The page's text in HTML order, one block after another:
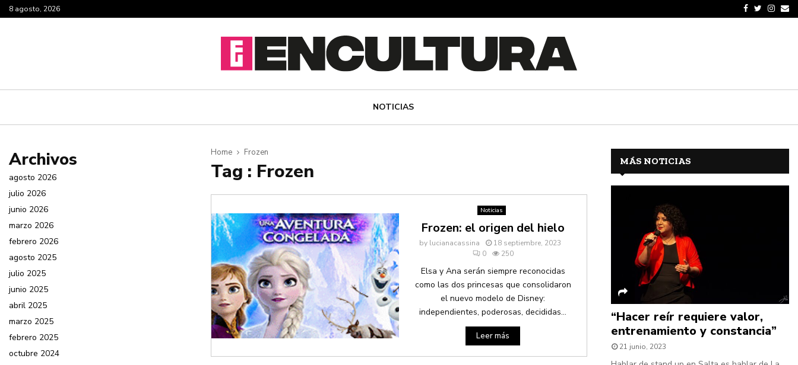
8 agosto, 2026
NOTICIAS
Home Frozen
Tag : Frozen
Noticias
Frozen: el origen del hielo
by lucianacassina
18 septiembre, 2023
0
250
Elsa y Ana serán siempre reconocidas
como las dos princesas que consolidaron
el nuevo modelo de Disney:
independientes, poderosas, decididas...
Leer más
Archivos
agosto 2026
julio 2026
junio 2026
marzo 2026
febrero 2026
agosto 2025
julio 2025
junio 2025
abril 2025
marzo 2025
febrero 2025
octubre 2024
MÁS NOTICIAS
“Hacer reír requiere valor,
entrenamiento y constancia”
21 junio, 2023